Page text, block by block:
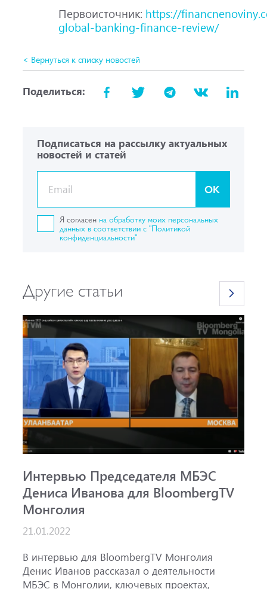
Первоисточник: https://
global-banking-finance-review/
< Вернуться к списку новостей
Поделиться:
Подписаться на рассылку актуальных
новостей и статей
OK
Я согласен на обработку моих персональных
данных в соответствии с "Политикой
конфиденциальности"
Другие статьи
Интервью Председателя МБЭС
Дениса Иванова для BloombergTV
Монголия
21.01.2022
В интервью для BloombergTV Монголия
Денис Иванов рассказал о деятельности
МБЭС в Монголии, ключевых проектах,